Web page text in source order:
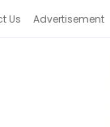
Us Advertisement